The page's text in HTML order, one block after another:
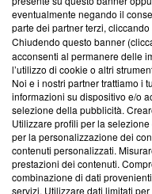
Su di noi
Team editoriale
Corporate
Redazione
Informativa Privacy
Cookie Policy
eventualmente negando il
parte dei partner terzi,
Chiudendo questo banner
acconsenti al permanere delle
l’utilizzo di cookie o altri
Noi e i nostri partner trattiamo i
informazioni su dispositivo e/o
selezione della pubblicità.
Utilizzare profili per la
per la personalizzazione dei
contenuti personalizzati.
prestazioni dei contenuti.
combinazione di dati
servizi. Utilizzare dati limitati